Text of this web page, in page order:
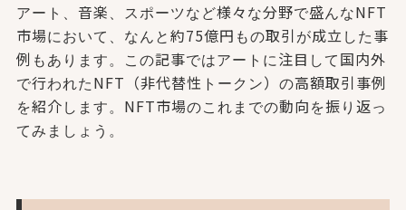
アート、音楽、スポーツなど様々な分野で盛んなNFT
市場において、なんと約75億円もの取引が成立した事
例もあります。この記事ではアートに注目して国内外
で行われたNFT（非代替性トークン）の高額取引事例
を紹介します。NFT市場のこれまでの動向を振り返っ
てみましょう。